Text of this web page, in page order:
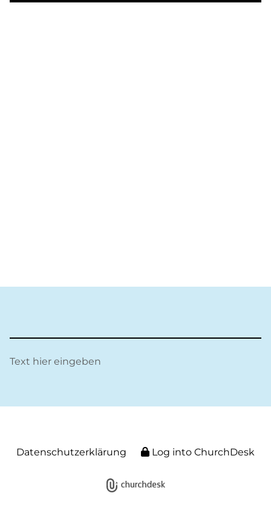
Text hier eingeben
Datenschutzerklärung Log into ChurchDesk